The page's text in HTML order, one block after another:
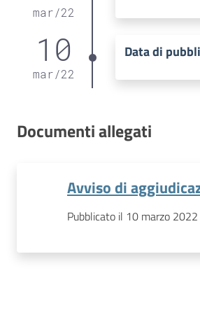
mar/22
10
mar/22
Data di
Documenti allegati
Avviso di
Pubblicato il 10 marzo 2022